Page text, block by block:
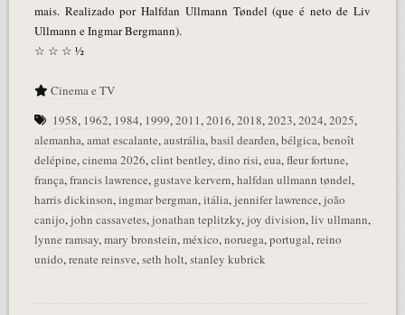
mais. Realizado por Halfdan Ullmann Tøndel (que é neto de Liv
Ullmann e Ingmar Bergmann).
☆ ☆ ☆ ½
Cinema e TV
1958, 1962, 1984, 1999,2011,2016,2018,2023,2024,2025,
alemanha,amat escalante,austrália,basil dearden,bélgica,benoît
delépine,cinema 2026,clint bentley,dino risi,eua,fleur fortune,
frança,francis lawrence, gustave kervern,halfdan ullmann tøndel,
harris dickinson,ingmar bergman,itália,jennifer lawrence,joão
canijo,john cassavetes,jonathan teplitzky,joy division,liv ullmann,
lynne ramsay,mary bronstein,méxico,noruega,portugal,reino
unido,renate reinsve,seth holt,stanley kubrick